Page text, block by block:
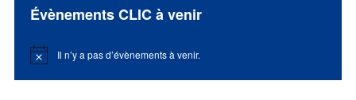
Évènements CLIC à venir
Notice Il n’y a pas d’évènements à venir.